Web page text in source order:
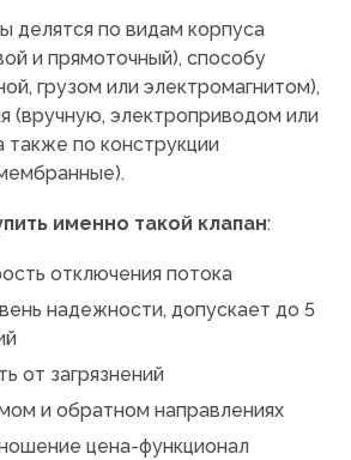
делятся по видам корпуса
и прямоточный), способу
грузом или электромагнитом),
(вручную, электроприводом или
также по конструкции
именно такой клапан:
отключения потока
надежности, допускает до 5
от загрязнений
и обратном направлениях
цена-функционал